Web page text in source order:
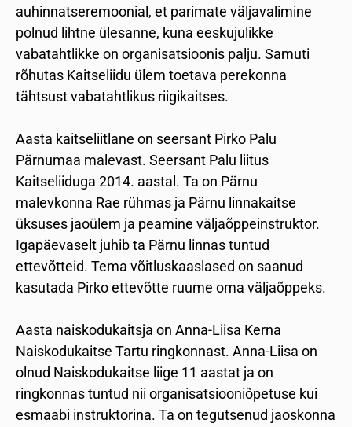
auhinnatseremoonial, et parimate väljavalimine
polnud lihtne ülesanne, kuna eeskujulikke
vabatahtlikke on organisatsioonis palju. Samuti
rõhutas Kaitseliidu ülem toetava perekonna
tähtsust vabatahtlikus riigikaitses.
Aasta kaitseliitlane on seersant Pirko Palu
Pärnumaa malevast. Seersant Palu liitus
Kaitseliiduga 2014. aastal. Ta on Pärnu
malevkonna Rae rühmas ja Pärnu linnakaitse
üksuses jaoülem ja peamine väljaõppeinstruktor.
Igapäevaselt juhib ta Pärnu linnas tuntud
ettevõtteid. Tema võitluskaaslased on saanud
kasutada Pirko ettevõtte ruume oma väljaõppeks.
Aasta naiskodukaitsja on Anna-Liisa Kerna
Naiskodukaitse Tartu ringkonnast. Anna-Liisa on
olnud Naiskodukaitse liige 11 aastat ja on
ringkonnas tuntud nii organisatsiooniõpetuse kui
esmaabi instruktorina. Ta on tegutsenud jaoskonna